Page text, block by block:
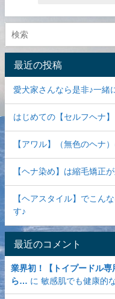
最近の投稿
愛犬家さんなら是非♪一緒
はじめての【セルフヘナ
【アワル】（無色のヘナ
【ヘナ染め】は縮毛矯正
【ヘアスタイル】でこん
す♪
最近のコメント
業界初！【トイプードル
ら…
に 敏感肌でも健康的